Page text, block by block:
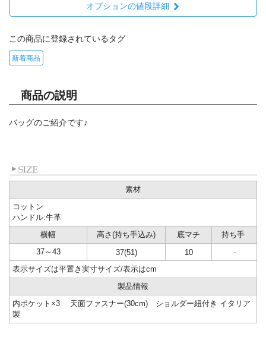
オプションの値段詳細
この商品に登録されているタグ
新着商品
商品の説明
バッグのご紹介です♪
素材
コットン
ハンドル:牛革
横幅
高さ(持ち手込み) 底マチ
持ち手
37～43
37(51) 10
-
表示サイズは平置き実寸サイズ/表示はcm
製品情報
内ポケット×3 天面ファスナー(30cm) ショルダー紐付き イタリア
製